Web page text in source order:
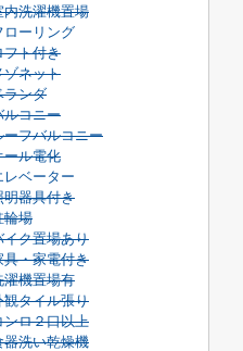
洗濯機置場
ローリング
ト付き
ネット
ンダ
コニー
フバルコニー
ル電化
レベーター
器具付き
場
ク置場あり
・家電付き
機置場有
タイル張り
ロ２口以上
洗い乾燥機